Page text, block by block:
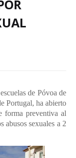
de Póvoa de
Portugal, ha abierto
forma preventiva al
abusos sexuales a 2